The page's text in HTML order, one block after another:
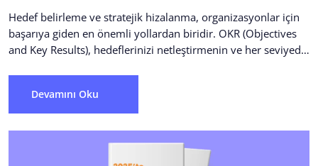
Hedef belirleme ve stratejik hizalanma, organizasyonlar için
başarıya giden en önemli yollardan biridir. OKR (Objectives
and Key Results), hedeflerinizi netleştirmenin ve her seviyede
Devamını Oku